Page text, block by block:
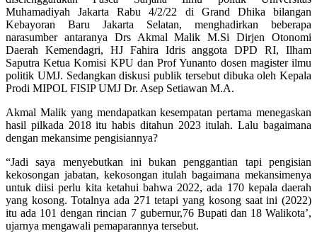
Muhamadiyah Jakarta Rabu 4/2/22 di Grand Dhika bilangan
Kebayoran Baru Jakarta Selatan, menghadirkan beberapa
narasumber antaranya Drs Akmal Malik M.Si Dirjen Otonomi
Daerah Kemendagri, HJ Fahira Idris anggota DPD RI, Ilham
Saputra Ketua Komisi KPU dan Prof Yunanto dosen magister ilmu
politik UMJ. Sedangkan diskusi publik tersebut dibuka oleh Kepala
Prodi MIPOL FISIP UMJ Dr. Asep Setiawan M.A.
Akmal Malik yang mendapatkan kesempatan pertama menegaskan
hasil pilkada 2018 itu habis ditahun 2023 itulah. Lalu bagaimana
dengan mekansime pengisiannya?
“Jadi saya menyebutkan ini bukan penggantian tapi pengisian
kekosongan jabatan, kekosongan itulah bagaimana mekansimenya
untuk diisi perlu kita ketahui bahwa 2022, ada 170 kepala daerah
yang kosong. Totalnya ada 271 tetapi yang kosong saat ini (2022)
itu ada 101 dengan rincian 7 gubernur,76 Bupati dan 18 Walikota’,
ujarnya mengawali pemaparannya tersebut.